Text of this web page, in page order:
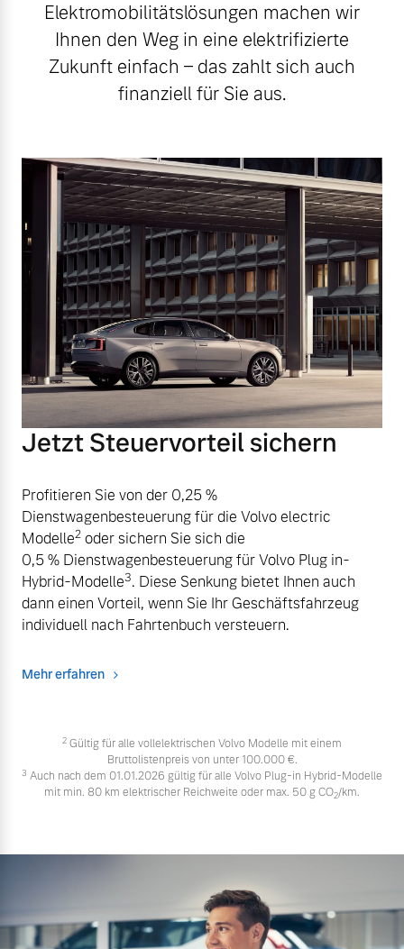
Elektromobilitätslösungen machen wir
Ihnen den Weg in eine elektrifizierte
Zukunft einfach – das zahlt sich auch
finanziell für Sie aus.
Jetzt Steuervorteil sichern
Profitieren Sie von der 0,25 %
Dienstwagenbesteuerung für die Volvo electric
Modelle2 oder sichern Sie sich die
0,5 % Dienstwagenbesteuerung für Volvo Plug in-
Hybrid-Modelle3. Diese Senkung bietet Ihnen auch
dann einen Vorteil, wenn Sie Ihr Geschäftsfahrzeug
individuell nach Fahrtenbuch versteuern.
Mehr erfahren
2 Gültig für alle vollelektrischen Volvo Modelle mit einem
Bruttolistenpreis von unter 100.000 €.
3 Auch nach dem 01.01.2026 gültig für alle Volvo Plug-in Hybrid-Modelle
mit min. 80 km elektrischer Reichweite oder max. 50 g CO2/km.